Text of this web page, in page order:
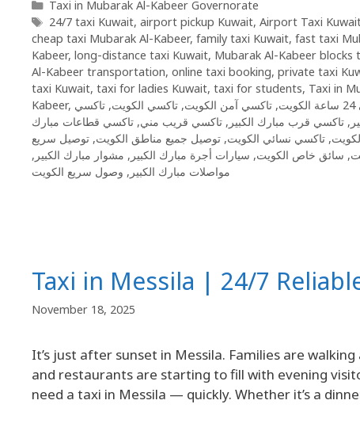
Taxi in Mubarak Al-Kabeer Governorate
24/7 taxi Kuwait, airport pickup Kuwait, Airport Taxi
cheap taxi Mubarak Al-Kabeer, family taxi Kuwait, fast taxi
Kabeer, long-distance taxi Kuwait, Mubarak Al-Kabeer blocks
Al-Kabeer transportation, online taxi booking, private taxi
taxi Kuwait, taxi for ladies Kuwait, taxi for students, Taxi in
Kabeer, , تاكسي آمن الكويت, تاكسي الكويت, تاكسي
, تاكسي قرب مبارك الكبير , تاكسي قريب مني, تاكسي قطاعات مبارك
, تاكسي نسائي الكويت, توصيل جميع مناطق الكويت, توصيل سريع
, سائق خاص الكويت, سيارات أجرة مبارك الكبير , مشوار مبارك الكبير ,
مواصلات مبارك الكبير , وصول سريع الكويت
Taxi in Messila | 24/7
November 18, 2025
It’s just after sunset in Messila. Families are
and restaurants are starting to fill with evening
need a taxi in Messila — quickly. Whether it’s a